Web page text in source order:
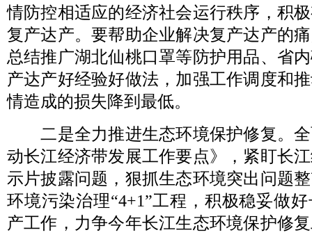
情防控相适应的经济社会运行秩序，积
复产达产。要帮助企业解决复产达产的
总结推广湖北仙桃口罩等防护用品、省
产达产好经验好做法，加强工作调度和
情造成的损失降到最低。
二是全力推进生态环境保护修复。全
动长江经济带发展工作要点》，紧盯长
示片披露问题，狠抓生态环境突出问题
环境污染治理“4+1”工程，积极稳妥做
产工作，力争今年长江生态环境保护修